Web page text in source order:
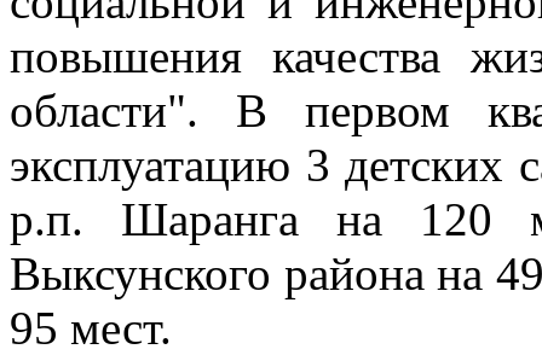
повышения качества
области". В первом
эксплуатацию 3 детских
р.п. Шаранга на 120
Выксунского района на
95 мест.